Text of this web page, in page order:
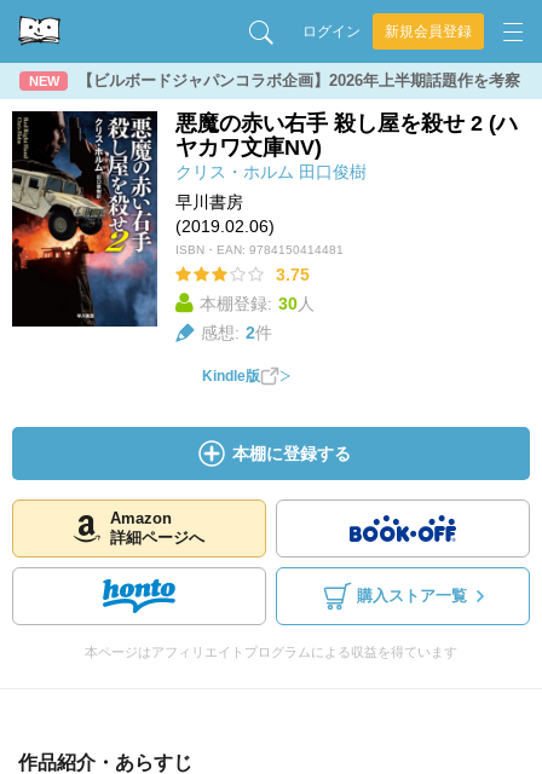
ログイン 新規会員登録
NEW 【ビルボードジャパンコラボ企画】2026年上半期話題作を考察
悪魔の赤い右手 殺し屋を殺せ 2 (ハ
ヤカワ文庫NV)
クリス・ホルム 田口俊樹
早川書房
(2019.02.06)
ISBN・EAN: 9784150414481
3.75
本棚登録: 30人
感想: 2件
Kindle版
本棚に登録する
Amazon
詳細ページへ
購入ストア一覧
本ページはアフィリエイトプログラムによる収益を得ています
作品紹介・あらすじ